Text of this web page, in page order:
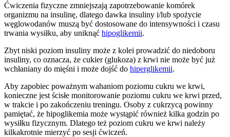
Ćwiczenia fizyczne zmniejszają zapotrzebowanie komórek
organizmu na insulinę, dlatego dawka insuliny i/lub spożycie
węglowodanów muszą być dostosowane do intensywności i czasu
trwania wysiłku, aby uniknąć hipoglikemii.
Zbyt niski poziom insuliny może z kolei prowadzić do niedoboru
insuliny, co oznacza, że cukier (glukoza) z krwi nie może być już
wchłaniany do mięśni i może dojść do hiperglikemii.
Aby zapobiec poważnym wahaniom poziomu cukru we krwi,
konieczne jest ścisłe monitorowanie poziomu cukru we krwi przed,
w trakcie i po zakończeniu treningu. Osoby z cukrzycą powinny
pamiętać, że hipoglikemia może wystąpić również kilka godzin po
wysiłku fizycznym. Dlatego też poziom cukru we krwi należy
kilkakrotnie mierzyć po sesji ćwiczeń.